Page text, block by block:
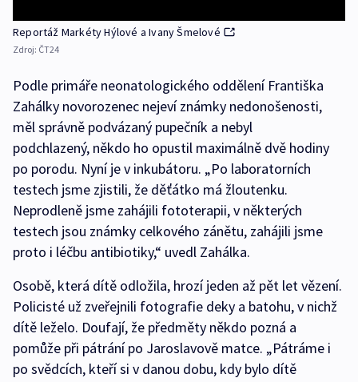
Reportáž Markéty Hýlové a Ivany Šmelové
Zdroj: ČT24
Podle primáře neonatologického oddělení Františka
Zahálky novorozenec nejeví známky nedonošenosti,
měl správně podvázaný pupečník a nebyl
podchlazený, někdo ho opustil maximálně dvě hodiny
po porodu. Nyní je v inkubátoru. „Po laboratorních
testech jsme zjistili, že děťátko má žloutenku.
Neprodleně jsme zahájili fototerapii, v některých
testech jsou známky celkového zánětu, zahájili jsme
proto i léčbu antibiotiky,“ uvedl Zahálka.
Osobě, která dítě odložila, hrozí jeden až pět let vězení.
Policisté už zveřejnili fotografie deky a batohu, v nichž
dítě leželo. Doufají, že předměty někdo pozná a
pomůže při pátrání po Jaroslavově matce. „Pátráme i
po svědcích, kteří si v danou dobu, kdy bylo dítě